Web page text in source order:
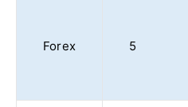
Forex 5